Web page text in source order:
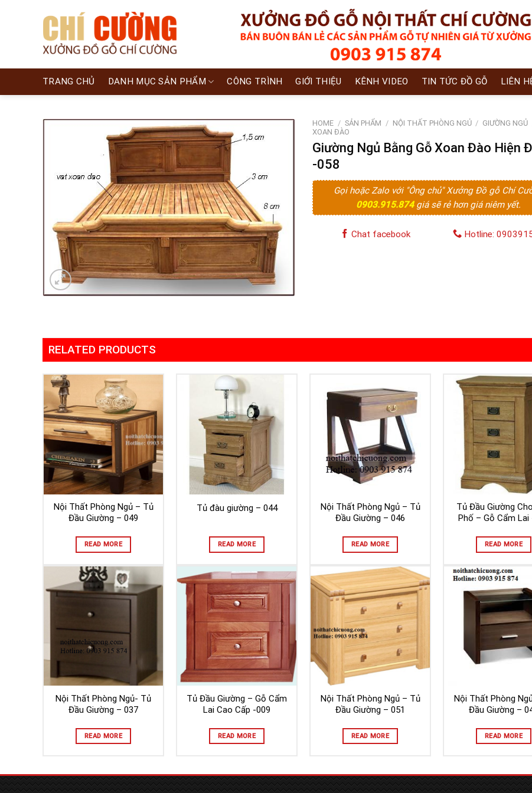
TRANG CHỦ DANH MỤC SẢN PHẨM CÔNG TRÌNH GIỚI THIỆU KÊNH VIDEO TIN TỨC ĐỒ GỖ LIÊN
HOME / SẢN PHẨM / NỘI THẤT PHÒNG NGỦ / GIƯỜNG NGỦ
XOAN ĐÀO
Giường Ngủ Bằng Gỗ Xoan Đào Hiện
-058
Gọi hoặc Zalo với "Ông chủ" Xưởng Đồ gỗ Chí
0903.915.874 giá sẽ rẻ hơn giá niêm yết.
Chat facebook Hotline:
RELATED PRODUCTS
Nội Thất Phòng Ngủ – Tủ
Đầu Giường – 049
READ MORE
Tủ đàu giường – 044
READ MORE
Nội Thất Phòng Ngủ – Tủ
Đầu Giường – 046
READ MORE
Tủ Đầu Giường
Phố – Gỗ Cẩm Lai
READ MORE
Nội Thất Phòng Ngủ- Tủ
Đầu Giường – 037
READ MORE
Tủ Đầu Giường – Gỗ Cẩm
Lai Cao Cấp -009
READ MORE
Nội Thất Phòng Ngủ – Tủ
Đầu Giường – 051
READ MORE
Nội Thất Phòng
Đầu Giường –
READ MORE